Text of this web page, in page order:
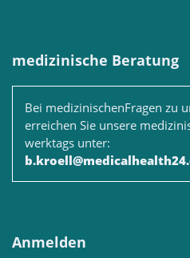
medizinische Beratung
Bei medizinischenFragen zu
erreichen Sie unsere
werktags unter:
Anmelden